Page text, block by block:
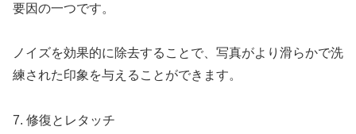
要因の一つです。
ノイズを効果的に除去することで、写真がより滑らかで洗
練された印象を与えることができます。
7. 修復とレタッチ